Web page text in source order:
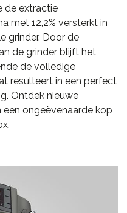
de extractie
met 12,2% versterkt in
grinder. Door de
de grinder blijft het
de volledige
resulteert in een perfect
Ontdek nieuwe
ongeëvenaarde kop